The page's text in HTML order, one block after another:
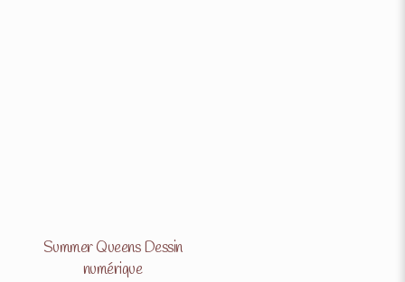
Summer Queens Dessin
numérique